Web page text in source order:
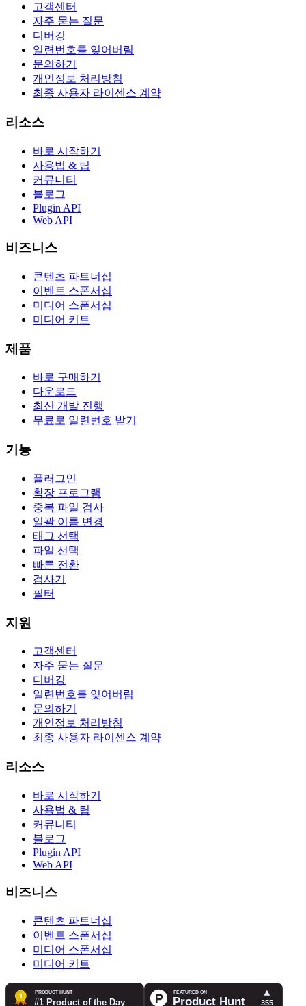
고객센터
자주 묻는 질문
디버깅
일련번호를 잊어버림
문의하기
개인정보 처리방침
최종 사용자 라이센스 계약
리소스
바로 시작하기
사용법 & 팁
커뮤니티
블로그
Plugin API
Web API
비즈니스
콘텐츠 파트너십
이벤트 스폰서십
미디어 스폰서십
미디어 키트
제품
바로 구매하기
다운로드
최신 개발 진행
무료로 일련번호 받기
기능
플러그인
확장 프로그램
중복 파일 검사
일괄 이름 변경
태그 선택
파일 선택
빠른 전환
검사기
필터
지원
고객센터
자주 묻는 질문
디버깅
일련번호를 잊어버림
문의하기
개인정보 처리방침
최종 사용자 라이센스 계약
리소스
바로 시작하기
사용법 & 팁
커뮤니티
블로그
Plugin API
Web API
비즈니스
콘텐츠 파트너십
이벤트 스폰서십
미디어 스폰서십
미디어 키트